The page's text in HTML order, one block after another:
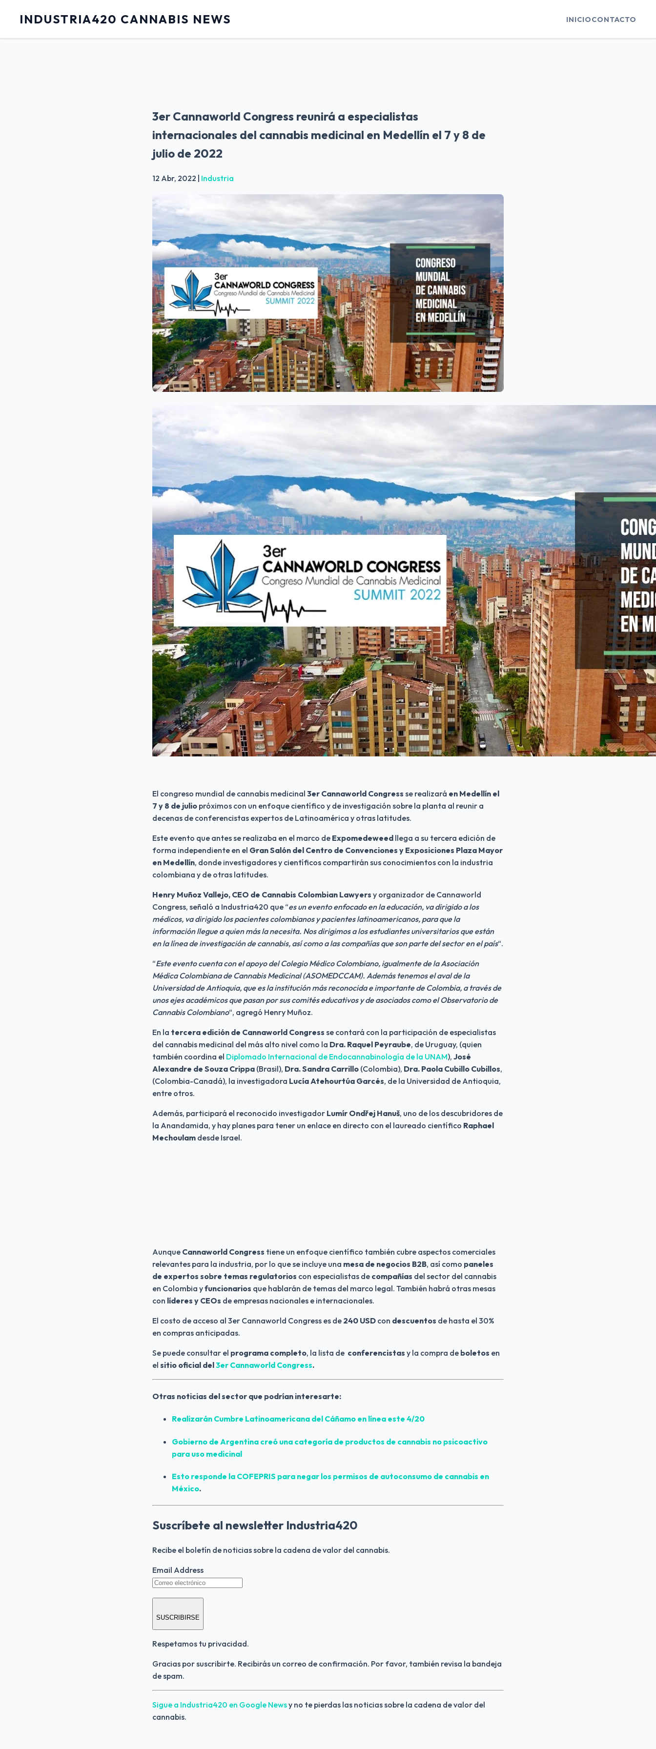
INDUSTRIA420 CANNABIS NEWS INICIOCONTACTO
3er Cannaworld Congress reunirá a especialistas
internacionales del cannabis medicinal en Medellín el 7 y 8 de
julio de 2022
12 Abr, 2022 | Industria
El congreso mundial de cannabis medicinal 3er Cannaworld Congress se realizará en Medellín el
7 y 8 de julio próximos con un enfoque científico y de investigación sobre la planta al reunir a
decenas de conferencistas expertos de Latinoamérica y otras latitudes.
Este evento que antes se realizaba en el marco de Expomedeweed llega a su tercera edición de
forma independiente en el Gran Salón del Centro de Convenciones y Exposiciones Plaza Mayor
en Medellín, donde investigadores y científicos compartirán sus conocimientos con la industria
colombiana y de otras latitudes.
Henry Muñoz Vallejo, CEO de Cannabis Colombian Lawyers y organizador de Cannaworld
Congress, señaló a Industria420 que “es un evento enfocado en la educación, va dirigido a los
médicos, va dirigido los pacientes colombianos y pacientes latinoamericanos, para que la
información llegue a quien más la necesita. Nos dirigimos a los estudiantes universitarios que están
en la línea de investigación de cannabis, así como a las compañías que son parte del sector en el país“.
“Este evento cuenta con el apoyo del Colegio Médico Colombiano, igualmente de la Asociación
Médica Colombiana de Cannabis Medicinal (ASOMEDCCAM). Además tenemos el aval de la
Universidad de Antioquia, que es la institución más reconocida e importante de Colombia, a través de
unos ejes académicos que pasan por sus comités educativos y de asociados como el Observatorio de
Cannabis Colombiano“, agregó Henry Muñoz.
En la tercera edición de Cannaworld Congress se contará con la participación de especialistas
del cannabis medicinal del más alto nivel como la Dra. Raquel Peyraube, de Uruguay, (quien
también coordina el Diplomado Internacional de Endocannabinología de la UNAM), José
Alexandre de Souza Crippa (Brasil), Dra. Sandra Carrillo (Colombia), Dra. Paola Cubillo Cubillos,
(Colombia-Canadá), la investigadora Lucía Atehourtúa Garcés, de la Universidad de Antioquia,
entre otros.
Además, participará el reconocido investigador Lumír Ondřej Hanuš, uno de los descubridores de
la Anandamida, y hay planes para tener un enlace en directo con el laureado científico Raphael
Mechoulam desde Israel.
Aunque Cannaworld Congress tiene un enfoque científico también cubre aspectos comerciales
relevantes para la industria, por lo que se incluye una mesa de negocios B2B, así como paneles
de expertos sobre temas regulatorios con especialistas de compañías del sector del cannabis
en Colombia y funcionarios que hablarán de temas del marco legal. También habrá otras mesas
con líderes y CEOs de empresas nacionales e internacionales.
El costo de acceso al 3er Cannaworld Congress es de 240 USD con descuentos de hasta el 30%
en compras anticipadas.
Se puede consultar el programa completo, la lista de conferencistas y la compra de boletos en
el sitio oficial del 3er Cannaworld Congress.
Otras noticias del sector que podrían interesarte:
Realizarán Cumbre Latinoamericana del Cáñamo en línea este 4/20
Gobierno de Argentina creó una categoría de productos de cannabis no psicoactivo
para uso medicinal
Esto responde la COFEPRIS para negar los permisos de autoconsumo de cannabis en
México.
Suscríbete al newsletter Industria420
Recibe el boletín de noticias sobre la cadena de valor del cannabis.
Email Address
SUSCRIBIRSE
Respetamos tu privacidad.
Gracias por suscribirte. Recibirás un correo de confirmación. Por favor, también revisa la bandeja
de spam.
Sigue a Industria420 en Google News y no te pierdas las noticias sobre la cadena de valor del
cannabis.